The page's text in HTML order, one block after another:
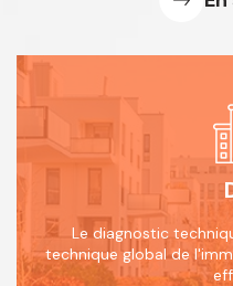
Le diagnostic
technique global de